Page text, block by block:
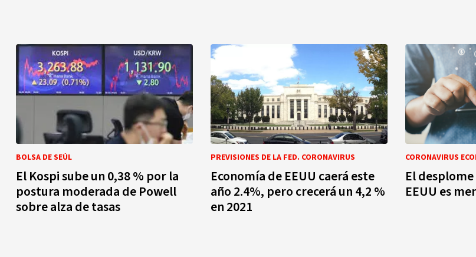
BOLSA DE SEÚL
El Kospi sube un 0,38 % por la
postura moderada de Powell
sobre alza de tasas
PREVISIONES DE LA FED. CORONAVIRUS
Economía de EEUU caerá este
año 2.4%, pero crecerá un 4,2 %
en 2021
CORONAVIRUS
El
EEUU es